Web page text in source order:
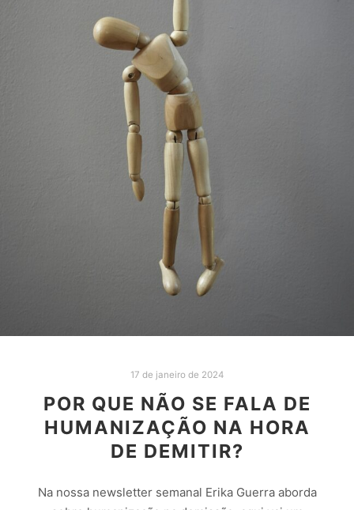
17 de janeiro de 2024
POR QUE NÃO SE FALA DE
HUMANIZAÇÃO NA HORA
DE DEMITIR?
Na nossa newsletter semanal Erika Guerra aborda